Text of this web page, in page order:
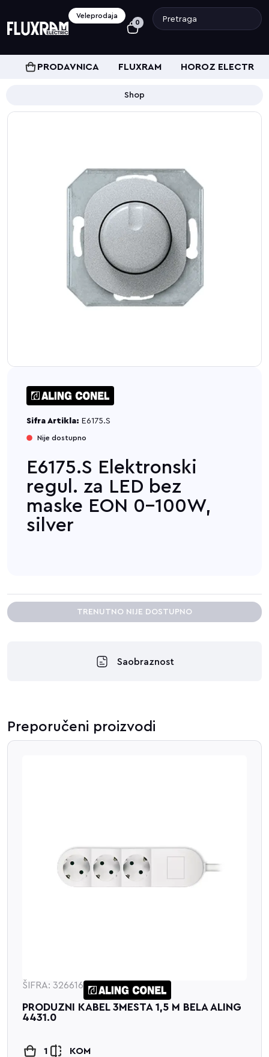
Veleprodaja
0
PRODAVNICA FLUXRAM HOROZ ELECTRIC
Shop
Sifra Artikla: E6175.S
Nije dostupno
E6175.S Elektronski
regul. za LED bez
maske EON 0-100W,
silver
TRENUTNO NIJE DOSTUPNO
Saobraznost
Preporučeni proizvodi
ŠIFRA: 326616
PRODUZNI KABEL 3MESTA 1,5 M BELA ALING
4431.0
1 KOM